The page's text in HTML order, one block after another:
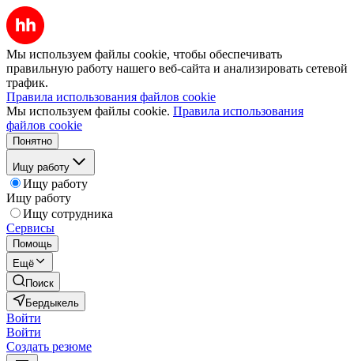
Мы используем файлы cookie, чтобы обеспечивать
правильную работу нашего веб-сайта и анализировать сетевой
трафик.
Правила использования файлов cookie
Мы используем файлы cookie. Правила использования
файлов cookie
Понятно
Ищу работу
Ищу работу
Ищу работу
Ищу сотрудника
Сервисы
Помощь
Ещё
Поиск
Бердыкель
Войти
Войти
Создать резюме